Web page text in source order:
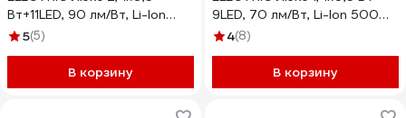
Вт+11LED, 90 лм/Вт, Li-Ion
500 мАч, датчик освещения
5(5)
В корзину
9LED, 70 лм/Вт, Li-Ion 500
мАч, датчик освещения и
4(8)
В корзину